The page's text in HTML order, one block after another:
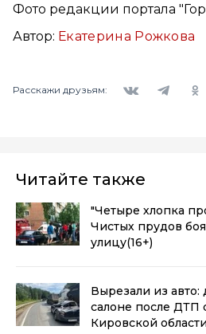
Фото редакции портала
Автор: Екатерина Рожкова
Расскажи друзьям:
Читайте также
"Четыре хлопка
Чистых прудов
улицу(16+)
Вырезали из
салоне после ДТП
Кировской области